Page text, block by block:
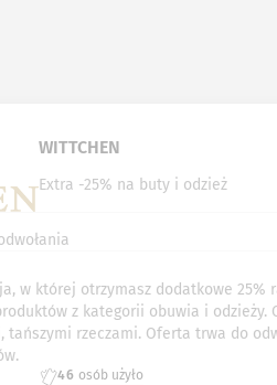
WITTCHEN
Extra -25% na buty i odzież
46 osób użyło
w której otrzymasz dodatkowe 25%
z kategorii obuwia i odzieży.
tańszymi rzeczami. Oferta trwa do